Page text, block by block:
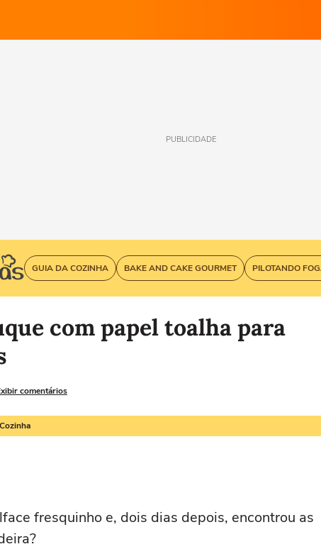
PUBLICIDADE
GUIA DA COZINHA BAKE AND CAKE GOURMET PILOTANDO
com papel toalha para
comentários
fresquinho e, dois dias depois, encontrou as